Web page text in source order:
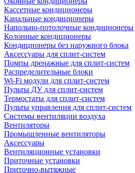
Кассетные кондиционеры
Канальные кондиционеры
Напольно-потолочные кондиционеры
Колонные кондиционеры
Кондиционеры без наружного блока
Аксессуары для сплит-систем
Помпы дренажные для сплит-систем
Распределительные блоки
Wi-Fi модули для сплит-систем
Пульты ДУ для сплит-систем
Термостаты для сплит-систем
Пульты управления для сплит-систем
Системы вентиляции воздуха
Вентиляторы
Промышленные вентиляторы
Аксессуары
Вентиляционные установки
Приточные установки
Приточно-вытяжные